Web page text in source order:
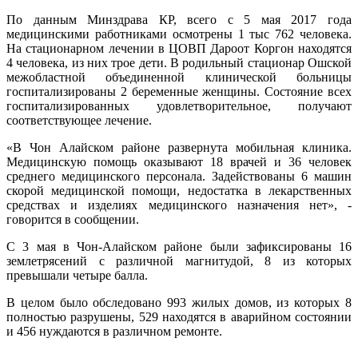
По данным Минздрава КР, всего с 5 мая 2017 года
медицинскими работниками осмотрены 1 тыс 762 человека.
На стационарном лечении в ЦОВП Дароот Коргон находятся
4 человека, из них трое дети. В родильный стационар Ошской
межобластной объединенной клинической больницы
госпитализированы 2 беременные женщины. Состояние всех
госпитализированных удовлетворительное, получают
соответствующее лечение.
«В Чон Алайском районе развернута мобильная клиника.
Медицинскую помощь оказывают 18 врачей и 36 человек
среднего медицинского персонала. Задействованы 6 машин
скорой медицинской помощи, недостатка в лекарственных
средствах и изделиях медицинского назначения нет», -
говорится в сообщении.
С 3 мая в Чон-Алайском районе были зафиксированы 16
землетрясений с различной магнитудой, 8 из которых
превышали четыре балла.
В целом было обследовано 993 жилых домов, из которых 8
полностью разрушены, 529 находятся в аварийном состоянии
и 456 нуждаются в различном ремонте.